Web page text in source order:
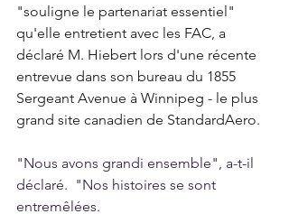
"souligne le partenariat essentiel"
qu'elle entretient avec les FAC, a
déclaré M. Hiebert lors d'une récente
entrevue dans son bureau du 1855
Sergeant Avenue à Winnipeg - le plus
grand site canadien de StandardAero.
"Nous avons grandi ensemble", a-t-il
déclaré.  "Nos histoires se sont
entremêlées.